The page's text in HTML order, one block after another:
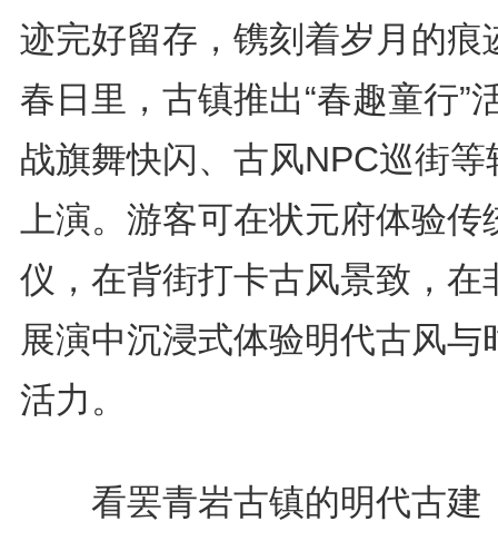
迹完好留存，镌刻着岁月的痕
春日里，古镇推出“春趣童行”
战旗舞快闪、古风NPC巡街等
上演。游客可在状元府体验传
仪，在背街打卡古风景致，在
展演中沉浸式体验明代古风与
活力。
看罢青岩古镇的明代古建